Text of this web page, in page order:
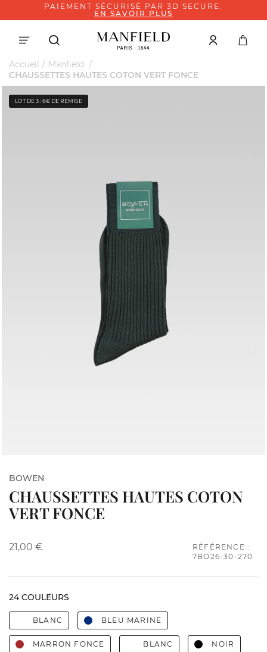
PAIEMENT SÉCURISÉ PAR 3D SECURE.
EN SAVOIR PLUS
Accueil
Manfield
CHAUSSETTES HAUTES COTON VERT FONCE
LOT DE 3 : 8€ DE REMISE
BOWEN
CHAUSSETTES HAUTES COTON
VERT FONCE
21,00 €
RÉFÉRENCE :
7BO26-30-270
24 COULEURS
BLANC BLEU MARINE
MARRON FONCE BLANC NOIR